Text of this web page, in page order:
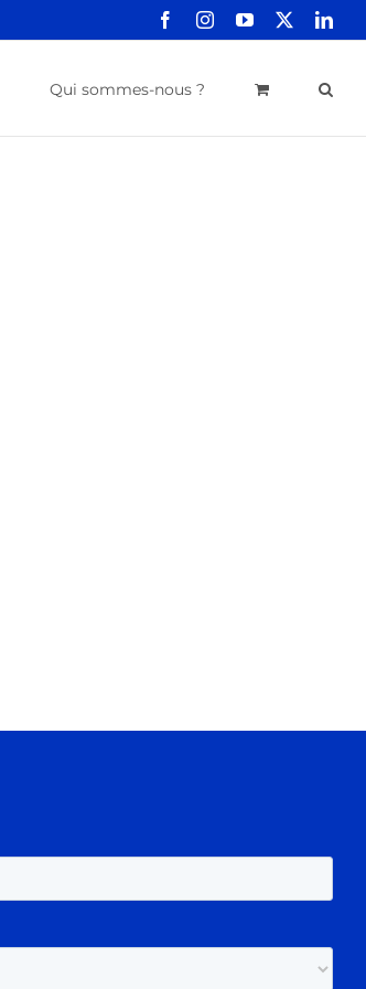
FacebookInstagramYouTube
Qui sommes-nous ?